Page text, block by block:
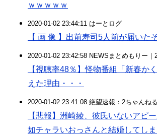
ｗｗｗｗｗ
2020-01-02 23:44:11 はーとログ
【 画 像 】出前寿司5人前が届いた
2020-01-02 23:42:58 NEWSまとめもりー
【視聴率48％】怪物番組「新春か
えた理由・・・
2020-01-02 23:41:08 絶望速報：2ちゃんね
【悲報】洲崎綾、彼氏いないアピ
如チャラいおっさんと結婚してしま